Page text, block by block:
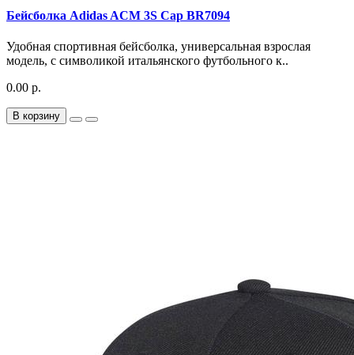
Бейсболка Adidas ACM 3S Cap BR7094
Удобная спортивная бейсболка, универсальная взрослая
модель, с символикой итальянского футбольного к..
0.00 р.
В корзину